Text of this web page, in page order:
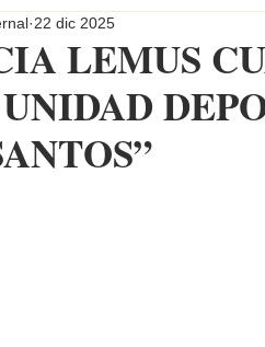
LEMUS
22 dic 2025